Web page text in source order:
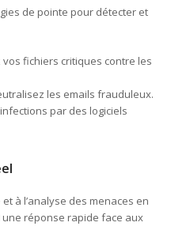
de pointe pour détecter et
vos fichiers critiques contre les
les emails frauduleux.
par des logiciels
à l’analyse des menaces en
réponse rapide face aux